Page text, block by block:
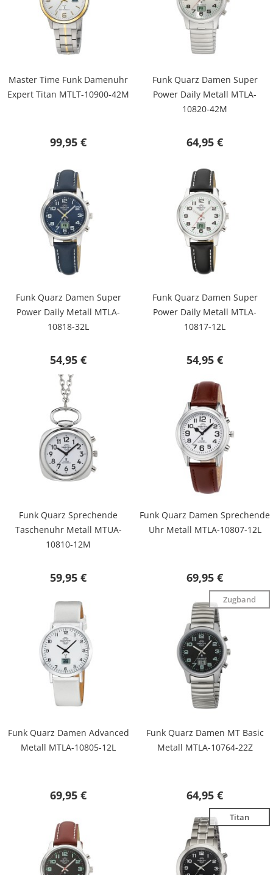
Master Time Funk Damenuhr
Expert Titan MTLT-10900-42M
99,95 €
Funk Quarz Damen Super
Power Daily Metall MTLA-
10820-42M
64,95 €
Funk Quarz Damen Super
Power Daily Metall MTLA-
10818-32L
54,95 €
Funk Quarz Damen Super
Power Daily Metall MTLA-
10817-12L
54,95 €
Funk Quarz Sprechende
Taschenuhr Metall MTUA-
10810-12M
59,95 €
Funk Quarz Damen Sprechende
Uhr Metall MTLA-10807-12L
69,95 €
Funk Quarz Damen Advanced
Metall MTLA-10805-12L
69,95 €
Zugband
Funk Quarz Damen MT Basic
Metall MTLA-10764-22Z
64,95 €
Titan